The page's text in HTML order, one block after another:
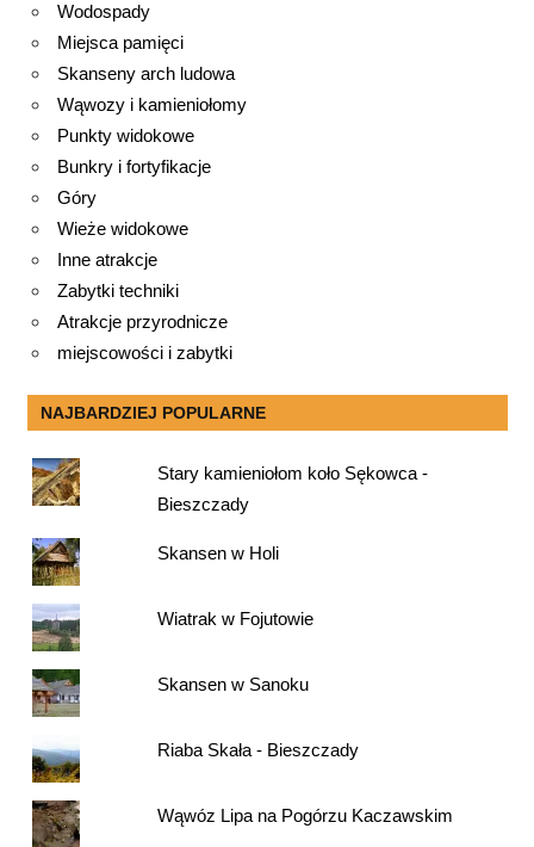
Wodospady
Miejsca pamięci
Skanseny arch ludowa
Wąwozy i kamieniołomy
Punkty widokowe
Bunkry i fortyfikacje
Góry
Wieże widokowe
Inne atrakcje
Zabytki techniki
Atrakcje przyrodnicze
miejscowości i zabytki
NAJBARDZIEJ POPULARNE
Stary kamieniołom koło Sękowca -
Bieszczady
Skansen w Holi
Wiatrak w Fojutowie
Skansen w Sanoku
Riaba Skała - Bieszczady
Wąwóz Lipa na Pogórzu Kaczawskim